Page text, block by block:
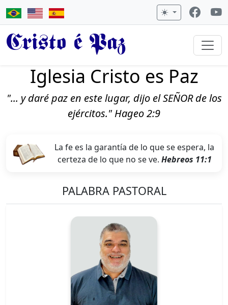
Cristo é Paz
Iglesia Cristo es Paz
"... y daré paz en este lugar, dijo el SEÑOR de los
ejércitos." Hageo 2:9
La fe es la garantía de lo que se espera, la
certeza de lo que no se ve. Hebreos 11:1
PALABRA PASTORAL